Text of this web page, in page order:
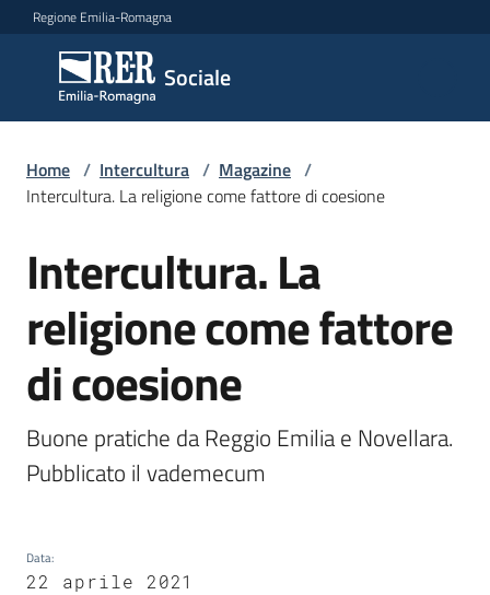
Vai al contenuto
Vai alla navigazione
Vai al footer
Regione Emilia-Romagna
Sociale
Sociale
Argomenti
Novità
Servizi
Leggi
Atti
Bandi
Progetti
Home / Intercultura / Magazine /
Intercultura. La religione come fattore di coesione
Salta al contenuto
Intercultura. La
religione come fattore
di coesione
Buone pratiche da Reggio Emilia e Novellara.
Pubblicato il vademecum
Data:
22 aprile 2021